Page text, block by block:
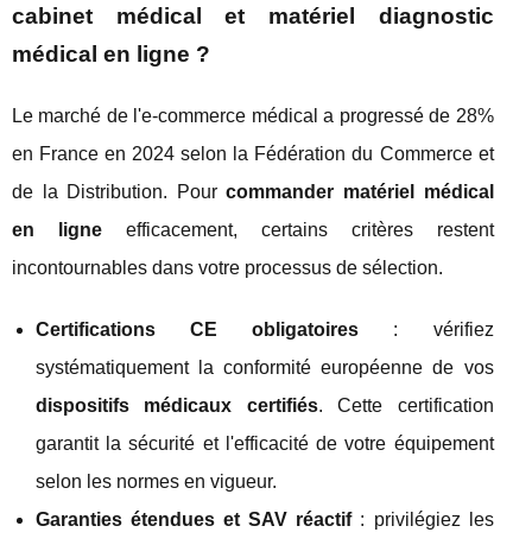
cabinet médical et matériel diagnostic
médical en ligne ?
Le marché de l'e-commerce médical a progressé de 28%
en France en 2024 selon la Fédération du Commerce et
de la Distribution. Pourcommander matériel médical
en ligneefficacement, certains critères restent
incontournables dans votre processus de sélection.
Certifications CE obligatoires : vérifiez
systématiquement la conformité européenne de vos
dispositifs médicaux certifiés. Cette certification
garantit la sécurité et l'efficacité de votre équipement
selon les normes en vigueur.
Garanties étendues et SAV réactif: privilégiez les